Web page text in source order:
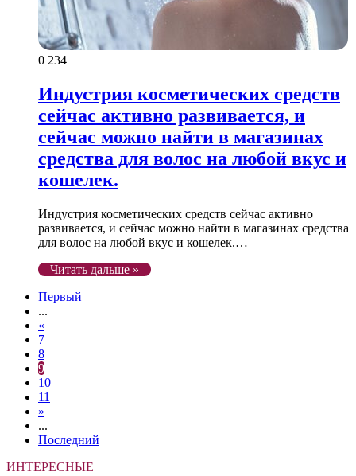
0 234
Индустрия косметических средств
сейчас активно развивается, и
сейчас можно найти в магазинах
средства для волос на любой вкус и
кошелек.
Индустрия косметических средств сейчас активно
развивается, и сейчас можно найти в магазинах средства
для волос на любой вкус и кошелек.…
Читать дальше »
Первый
...
«
7
8
9
10
11
»
...
Последний
ИНТЕРЕСНЫЕ